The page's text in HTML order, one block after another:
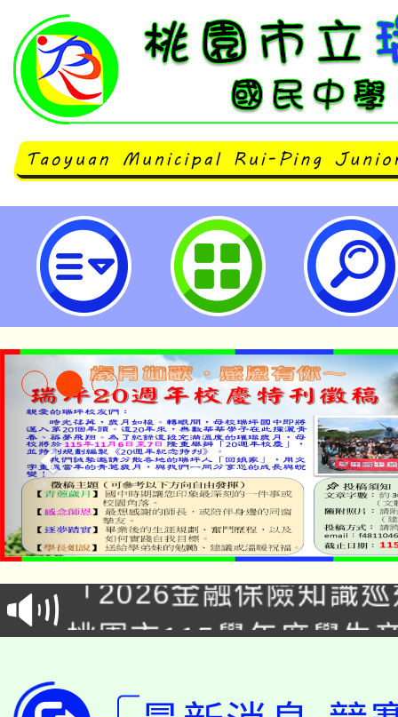
轉知國教署辦理2023年「總統教
事：生命鬥士文藝賞」徵選計畫，
請查照。-桃園市立瑞坪國民中學
公告本校115學年度第
代理(課)教師甄選結果(
「2026金融保險知識
車」活動
桃園市115學年度學生